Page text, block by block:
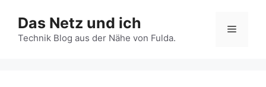
Inhalt
springen
Das Netz und ich
Technik Blog aus der Nähe von Fulda.
Menü